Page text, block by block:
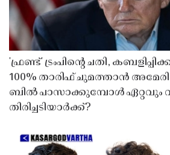
'ഫ്രണ്ട്' ട്രംപിന്റെ ചതി,
100% താരിഫ് ചുമത്താൻ
ബിൽ പാസാക്കുമ്പോൾ ഏറ്റവും
തിരിച്ചടിയാർക്ക്?